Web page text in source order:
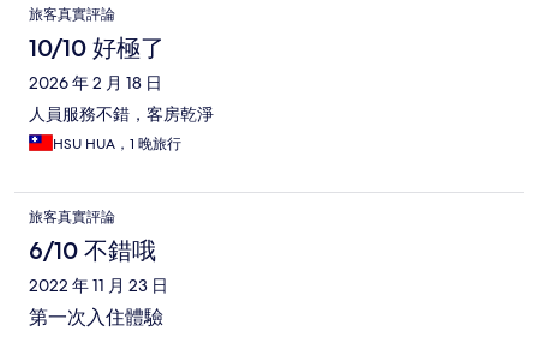
旅客真實評論
10/10 好極了
2026 年 2 月 18 日
人員服務不錯，客房乾淨
HSU HUA，1 晚旅行
旅客真實評論
6/10 不錯哦
2022 年 11 月 23 日
第一次入住體驗